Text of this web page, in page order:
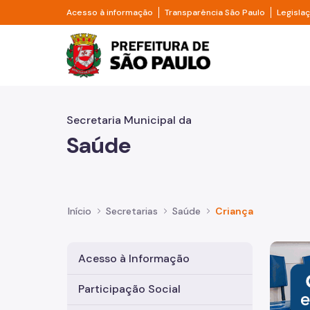
Pular para o Conteúdo principal
Acesso à informação Divisor de acesso à informação
Transparência São Paulo Divisor
Prefeitura de São
Secretaria Municipal da
Saúde
Início Secretarias Saúde Criança
Acesso à Informação
Participação Social